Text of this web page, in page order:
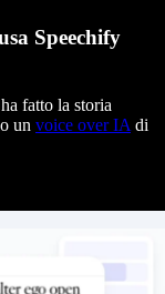
Speechify
fatto la storia
un voice over IA di